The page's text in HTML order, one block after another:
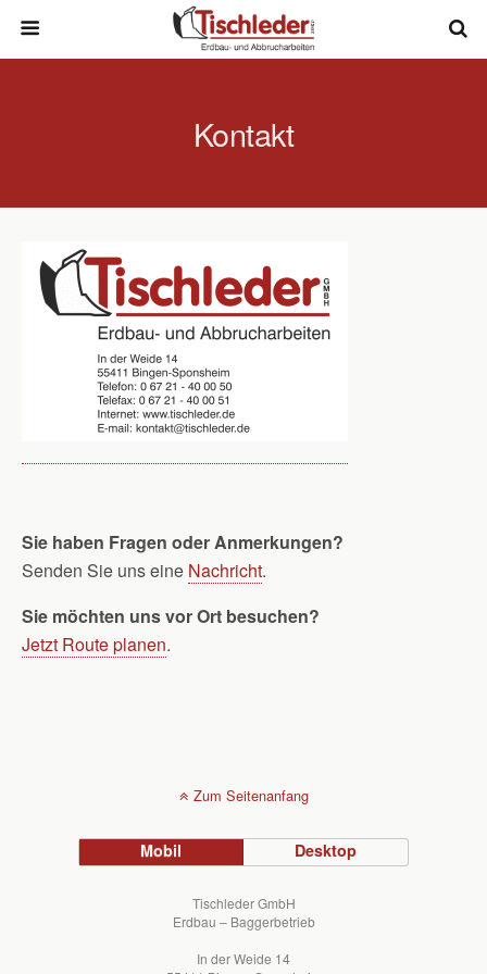
Kontakt
Sie haben Fragen oder Anmerkungen?
Senden Sie uns eine Nachricht.
Sie möchten uns vor Ort besuchen?
Jetzt Route planen.
Zum Seitenanfang
Mobil Desktop
Tischleder GmbH
Erdbau – Baggerbetrieb
In der Weide 14